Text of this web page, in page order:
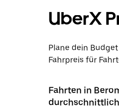
UberX
Plane dein
Fahrpreis für
Fahrten in
durchschnittlich